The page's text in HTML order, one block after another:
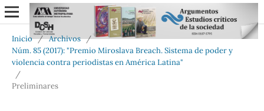
Inicio / Archivos /
Núm. 85 (2017): "Premio Miroslava Breach. Sistema de poder y
violencia contra periodistas en América Latina"
/
Preliminares